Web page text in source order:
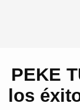
PEKE
los